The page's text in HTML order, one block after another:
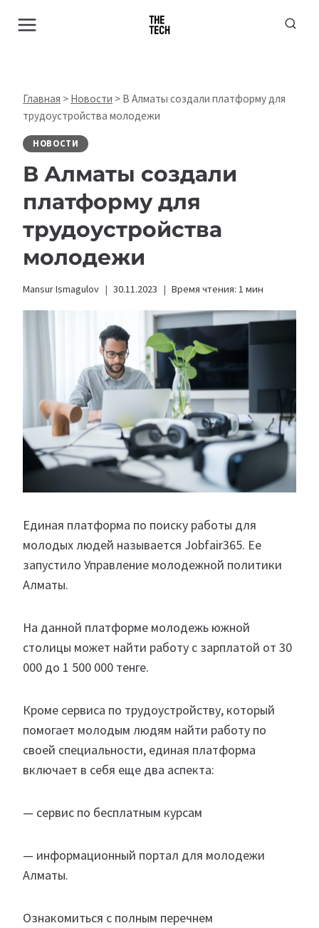
Главная > Новости > В Алматы создали платформу для
трудоустройства молодежи
НОВОСТИ
В Алматы создали
платформу для
трудоустройства
молодежи
Mansur Ismagulov 30.11.2023 Время чтения: 1 мин
Единая платформа по поиску работы для
молодых людей называется Jobfаir365. Ее
запустило Управление молодежной политики
Алматы.
На данной платформе молодежь южной
столицы может найти работу с зарплатой от 30
000 до 1 500 000 тенге.
Кроме сервиса по трудоустройству, который
помогает молодым людям найти работу по
своей специальности, единая платформа
включает в себя еще два аспекта:
— сервис по бесплатным курсам
— информационный портал для молодежи
Алматы.
Ознакомиться с полным перечнем